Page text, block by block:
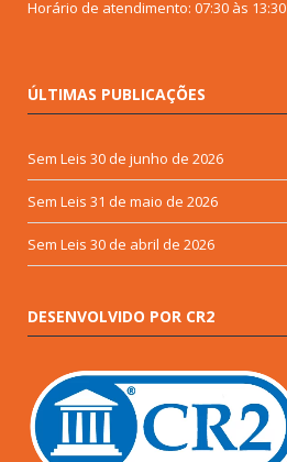
Horário de atendimento: 07:30 às 13:30
ÚLTIMAS PUBLICAÇÕES
Sem Leis 30 de junho de 2026
Sem Leis 31 de maio de 2026
Sem Leis 30 de abril de 2026
DESENVOLVIDO POR CR2